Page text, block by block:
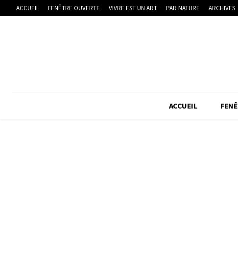
ACCUEIL FENÊTRE OUVERTE VIVRE EST UN ART PAR NATURE ARCHIVES
ACCUEIL